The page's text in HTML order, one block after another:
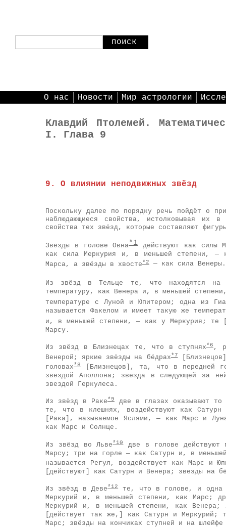
поиск
О нас Новости Мир астрологии
Клавдий Птолемей.
I. Глава 9
9. О влиянии неподвижных звёзд
Поскольку далее по порядку речь пойдёт о
наблюдающиеся свойства, истолковывая их
свойства тех звёзд, которые составляют
Звёзды в голове Овна*1действуют как силы
как сила Меркурия и, в меньшей степени, —
Марса, а звёзды в хвосте*2 — как сила Венеры.
Из звёзд в Тельце те, что находятся на
температуру, как Венера и, в меньшей
температуре с Луной и Юпитером; одна из
называется Факелом и имеет такую же
и, в меньшей степени, — как у Меркурия; те
Марсу.
Из звёзд в Близнецах те, что в ступнях*6,
Венерой; яркие звёзды на бёдрах*7[Близнецов]
головах*8
[Близнецов], та, что в передней
звездой Аполлона; звезда в следующей за
звездой Геркулеса.
Из звёзд в Раке*9
две в глазах оказывают
те, что в клешнях, воздействуют как
[Рака], называемое Яслями, — как Марс и
как Марс и Солнце.
Из звёзд во Льве*10две в голове действуют
Марсу; три на горле — как Сатурн и, в
называется Регул, воздействует как Марс и
[действуют] как Сатурн и Венера; звезды на
Из звёзд в Деве*12те, что в голове, и одна
Меркурий и, в меньшей степени, как Марс;
Меркурий и, в меньшей степени, как Венера;
[действует так же,] как Сатурн и Меркурий;
Марс; звёзды на кончиках ступней и на